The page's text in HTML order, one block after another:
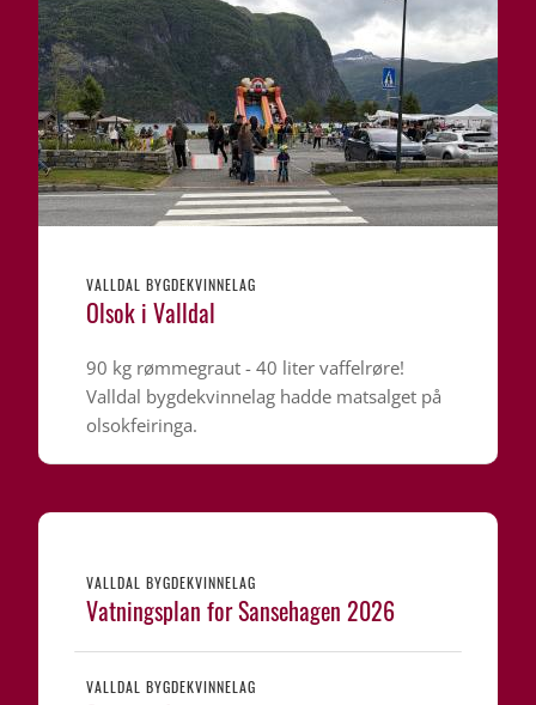
VALLDAL BYGDEKVINNELAG
Olsok i Valldal
90 kg rømmegraut - 40 liter vaffelrøre!
Valldal bygdekvinnelag hadde matsalget på
olsokfeiringa.
VALLDAL BYGDEKVINNELAG
Vatningsplan for Sansehagen 2026
VALLDAL BYGDEKVINNELAG